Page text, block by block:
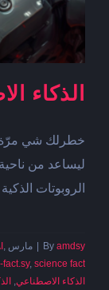
الذكاء
خطرلك شي مرّة
ليساعد من
الروبوتات
Byamdsy مارس 8th, 2023 ,
fact.sy,science fact
الذكاء الاصطناعي,